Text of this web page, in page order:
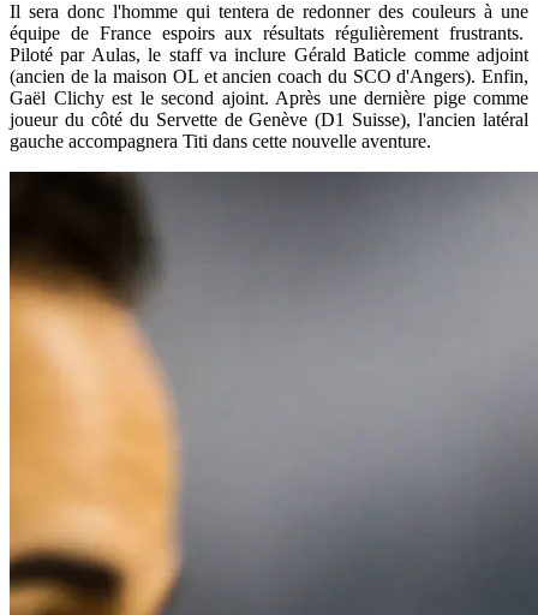
Il sera donc l'homme qui tentera de redonner des couleurs à une
équipe de France espoirs aux résultats régulièrement frustrants.
Piloté par Aulas, le staff va inclure Gérald Baticle comme adjoint
(ancien de la maison OL et ancien coach du SCO d'Angers). Enfin,
Gaël Clichy est le second ajoint. Après une dernière pige comme
joueur du côté du Servette de Genève (D1 Suisse), l'ancien latéral
gauche accompagnera Titi dans cette nouvelle aventure.